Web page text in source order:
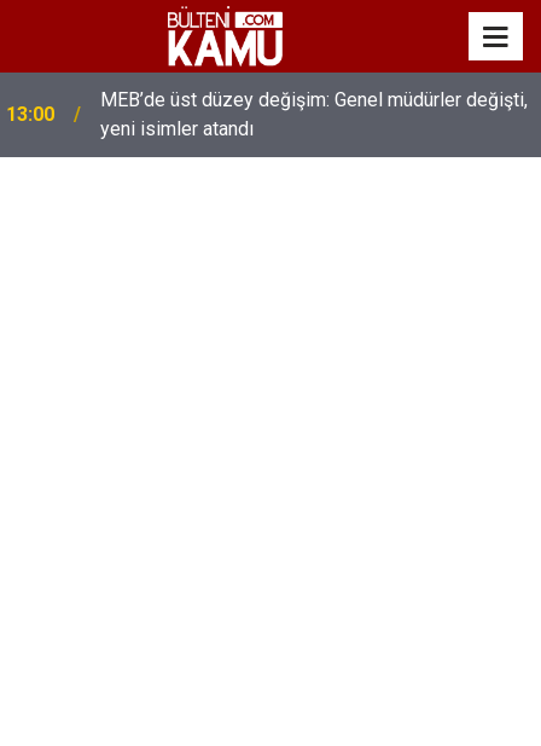
13:00
MEB’de üst düzey değişim: Genel müdürler değişti,
yeni isimler atandı